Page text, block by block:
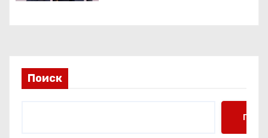
с
яПоиск
Поиск